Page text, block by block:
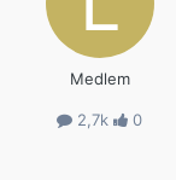
Medlem
2,7k 0